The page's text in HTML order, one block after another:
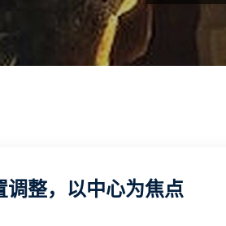
整，以中心为焦点